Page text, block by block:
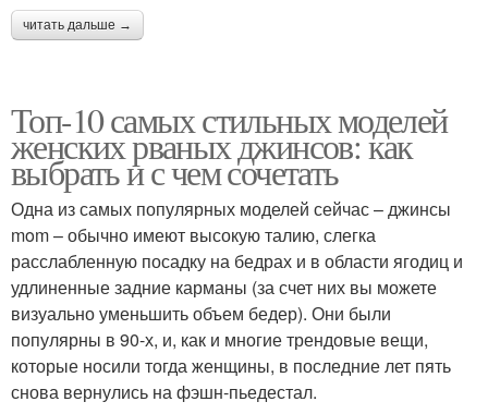
читать дальше →
Топ-10 самых стильных моделей
женских рваных джинсов: как
выбрать и с чем сочетать
Одна из самых популярных моделей сейчас – джинсы
mom – обычно имеют высокую талию, слегка
расслабленную посадку на бедрах и в области ягодиц и
удлиненные задние карманы (за счет них вы можете
визуально уменьшить объем бедер). Они были
популярны в 90-х, и, как и многие трендовые вещи,
которые носили тогда женщины, в последние лет пять
снова вернулись на фэшн-пьедестал.